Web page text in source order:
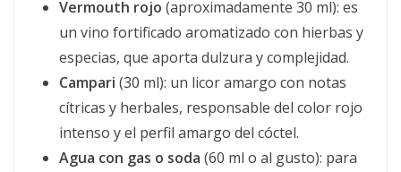
Vermouth rojo (aproximadamente 30 ml): es
un vino fortificado aromatizado con hierbas y
especias, que aporta dulzura y complejidad.
Campari (30 ml): un licor amargo con notas
cítricas y herbales, responsable del color rojo
intenso y el perfil amargo del cóctel.
Agua con gas o soda (60 ml o al gusto): para